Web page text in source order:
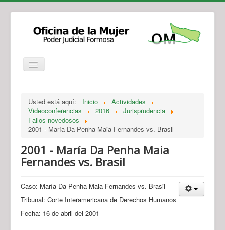
Legislación
Novedades
Recursos y Servicios de Atención
Usted está aquí: Inicio
Actividades
Videoconferencias
2016
Jurisprudencia
Fallos novedosos
2001 - María Da Penha Maia Fernandes vs. Brasil
2001 - María Da Penha Maia
Fernandes vs. Brasil
Caso: María Da Penha Maia Fernandes vs. Brasil
Tribunal: Corte Interamericana de Derechos Humanos
Fecha: 16 de abril del 2001